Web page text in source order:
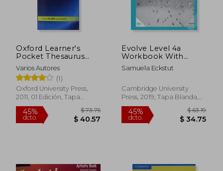
Oxford Learner's
Pocket Thesaurus
(Oxford Learners
Pocket Dictionary) -
9780194752046 (en
Inglés)
Varios Autores
(1)
Oxford University Press,
2011, 01 Edición, Tapa
Blanda, Nuevo
Evolve Level 4a
Workbook With
Audio (en Inglés)
Samuela Eckstut
Cambridge University
Press, 2019, Tapa Blanda,
Nuevo